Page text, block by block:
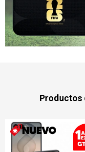
Productos